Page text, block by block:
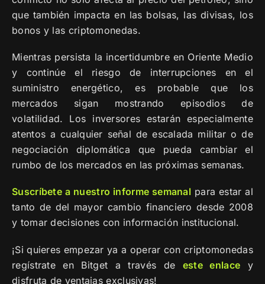
que también impacta en las bolsas, las divisas, los
bonos y las criptomonedas.
Mientras persista la incertidumbre en Oriente Medio
y continúe el riesgo de interrupciones en el
suministro energético, es probable que los
mercados sigan mostrando episodios de
volatilidad. Los inversores estarán especialmente
atentos a cualquier señal de escalada militar o de
negociación diplomática que pueda cambiar el
rumbo de los mercados en las próximas semanas.
Suscríbete a nuestro informe semanal para estar al
tanto de del mayor cambio financiero desde 2008
y tomar decisiones con información institucional.
¡Si quieres empezar ya a operar con criptomonedas
regístrate en Bitget a través de este enlace y
disfruta de ventajas exclusivas!